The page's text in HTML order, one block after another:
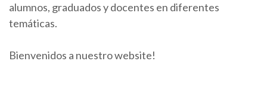
alumnos, graduados y docentes en diferentes
temáticas.
Bienvenidos a nuestro website!